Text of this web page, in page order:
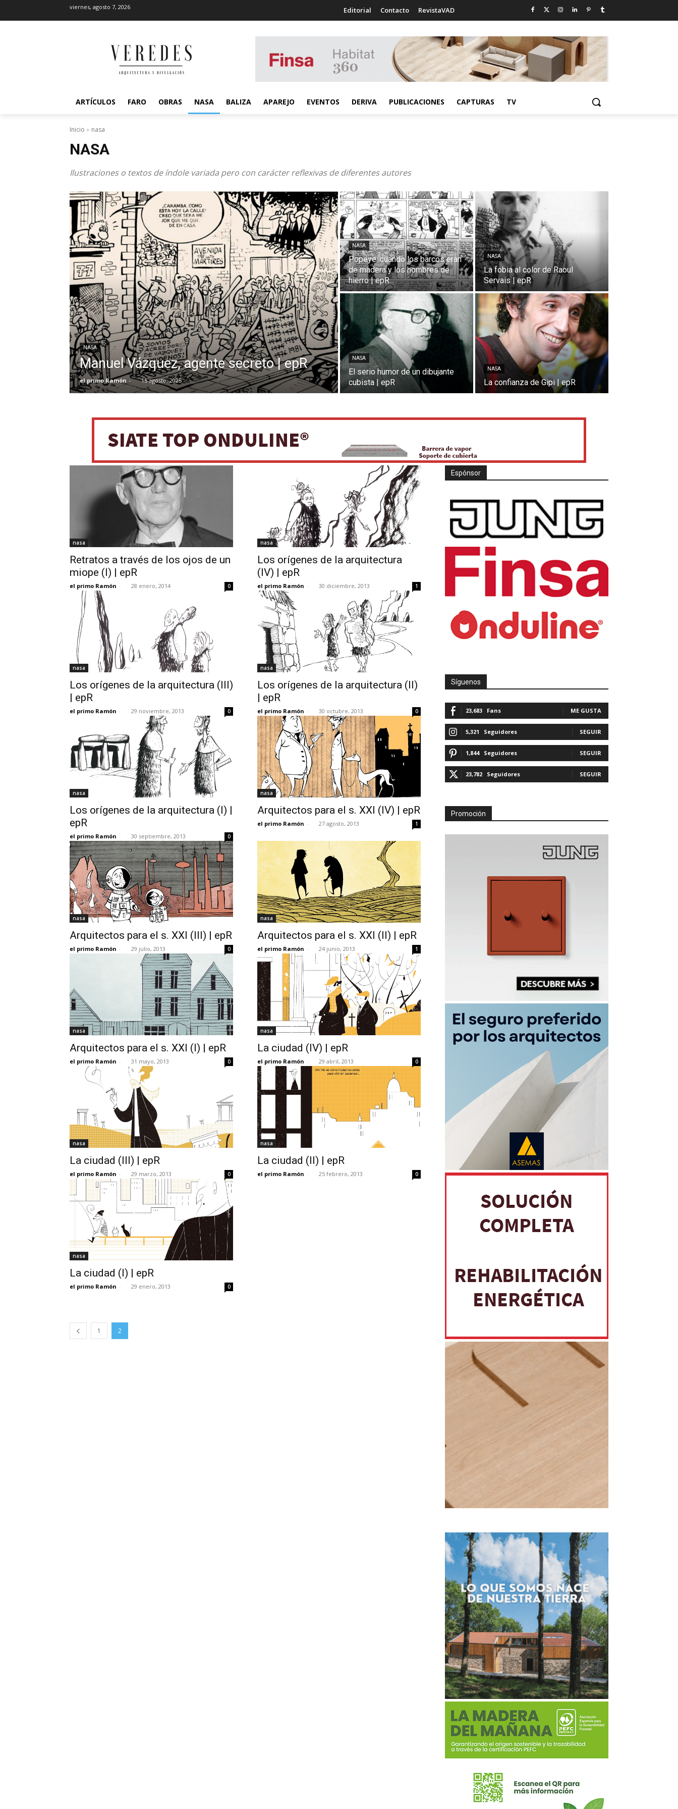
viernes, agosto 7, 2026 Editorial Contacto RevistaVAD
ARTÍCULOS FARO OBRAS NASA BALIZA APAREJO EVENTOS DERIVA PUBLICACIONES CAPTURAS TV
Inicio nasa
NASA
Ilustraciones o textos de índole variada pero con carácter reflexivas de diferentes autores
NASA
Manuel Vázquez, agente secreto | epR
el primo Ramón - 15 agosto, 2025
NASA
Popeye: cuando los barcos eran
de madera y los hombres de
hierro | epR
NASA
La fobia al color de Raoul
Servais | epR
NASA
El serio humor de un dibujante
cubista | epR
NASA
La confianza de Gipi | epR
nasa
Retratos a través de los ojos de un
miope (I) | epR
el primo Ramón - 28 enero, 2014 0
nasa
Los orígenes de la arquitectura
(IV) | epR
el primo Ramón - 30 diciembre, 2013 1
nasa
Los orígenes de la arquitectura (III)
| epR
el primo Ramón - 29 noviembre, 2013 0
nasa
Los orígenes de la arquitectura (II)
| epR
el primo Ramón - 30 octubre, 2013 0
nasa
Los orígenes de la arquitectura (I) |
epR
el primo Ramón - 30 septiembre, 2013 0
nasa
Arquitectos para el s. XXI (IV) | epR
el primo Ramón - 27 agosto, 2013 1
nasa
Arquitectos para el s. XXI (III) | epR
el primo Ramón - 29 julio, 2013 0
nasa
Arquitectos para el s. XXI (II) | epR
el primo Ramón - 24 junio, 2013 1
nasa
Arquitectos para el s. XXI (I) | epR
el primo Ramón - 31 mayo, 2013 0
nasa
La ciudad (IV) | epR
el primo Ramón - 29 abril, 2013 0
nasa
La ciudad (III) | epR
el primo Ramón - 29 marzo, 2013 0
nasa
La ciudad (II) | epR
el primo Ramón - 25 febrero, 2013 0
nasa
La ciudad (I) | epR
el primo Ramón - 29 enero, 2013 0
1 2
Espónsor
Síguenos
23,683 Fans ME GUSTA
5,321 Seguidores SEGUIR
1,844 Seguidores SEGUIR
23,782 Seguidores SEGUIR
Promoción